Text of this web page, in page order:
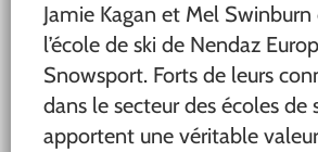
Jamie Kagan et Mel
l’école de ski de Nendaz
Snowsport. Forts de leurs
dans le secteur des écoles de
apportent une véritable